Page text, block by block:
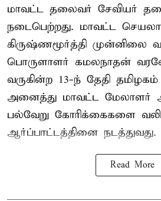
மாவட்ட தலைவர் சேவியர்
நடைபெற்றது. மாவட்ட
கிருஷ்ணமூர்த்தி முன்னிலை
பொருளாளர் கமலநாதன்
வருகின்ற 13-ந் தேதி தமிழகம்
அனைத்து மாவட்ட மேலாளர்
பல்வேறு கோரிக்கைகளை
ஆர்ப்பாட்டத்தினை நடத்துவது.
Read More